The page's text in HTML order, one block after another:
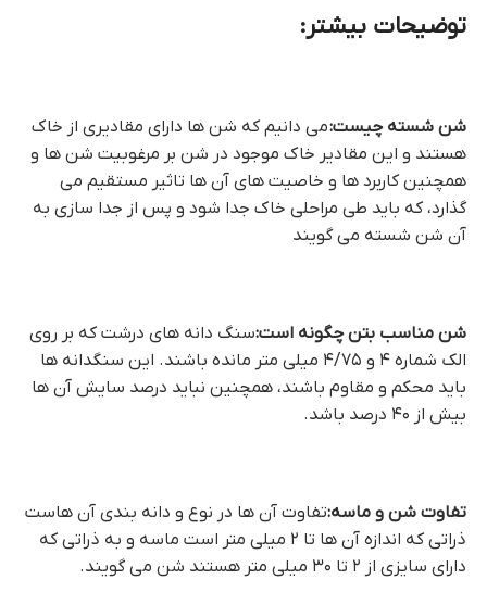
توضیحات بیشتر:
شن شسته چیست:می دانیم که شن ها دارای مقادیری از خاک
هستند و این مقادیر خاک موجود در شن بر مرغوبیت شن ها و
همچنین کاربرد ها و خاصیت های آن ها تاثیر مستقیم می
گذارد، که باید طی مراحلی خاک جدا شود و پس از جدا سازی به
آن شن شسته می گویند
شن مناسب بتن چگونه است:سنگ دانه های درشت که بر روی
الک شماره ۴ و ۴/۷۵ میلی متر مانده باشند. این سنگدانه ها
باید محکم و مقاوم باشند، همچنین نباید درصد سایش آن ها
بیش از ۴۰ درصد باشد.
تفاوت شن و ماسه:تفاوت آن ها در نوع و دانه بندی آن هاست
ذراتی که اندازه آن ها تا ۲ میلی متر است ماسه و به ذراتی که
دارای سایزی از ۲ تا ۳۰ میلی متر هستند شن می گویند.